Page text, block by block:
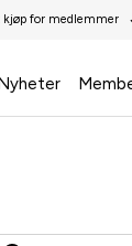
kjøp for medlemmer